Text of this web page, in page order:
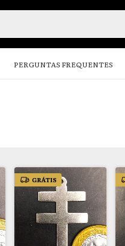
PERGUNTAS FREQUENTES
GRÁTIS